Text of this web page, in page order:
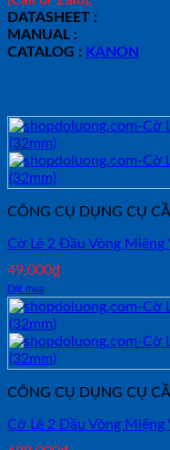
DATASHEET :
MANUAL :
CATALOG : KANON
CÔNG CỤ DỤNG CỤ
Cờ Lê 2 Đầu Vòng Miệng
49,000₫
Đặt mua
CÔNG CỤ DỤNG CỤ
Cờ Lê 2 Đầu Vòng Miệng